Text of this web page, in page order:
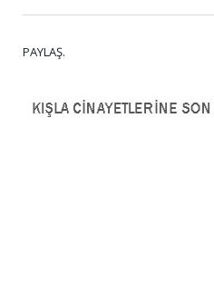
PAYLAŞ.